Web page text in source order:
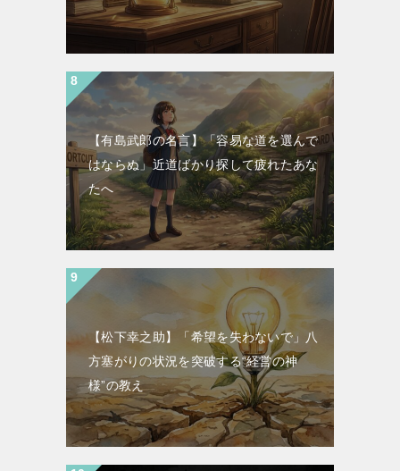
【有島武郎の名言】「容易な道を選んで
はならぬ」近道ばかり探して疲れたあな
たへ
【松下幸之助】「希望を失わないで」八
方塞がりの状況を突破する“経営の神
様”の教え